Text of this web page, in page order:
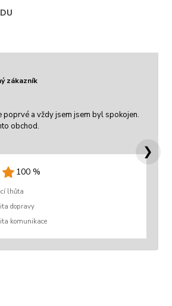
zákazník
poprvé a vždy jsem jsem byl spokojen.
obchod.
100 %
lhůta
dopravy
komunikace
❯